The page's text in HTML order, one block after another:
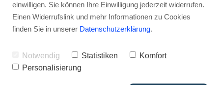
Internal Linking Tool
einwilligen. Sie können Ihre Einwilligung jederzeit widerrufen.
Einen Widerrufslink und mehr Informationen zu Cookies
finden Sie in unserer Datenschutzerklärung.
Notwendig Statistiken
Komfort
Personalisierung